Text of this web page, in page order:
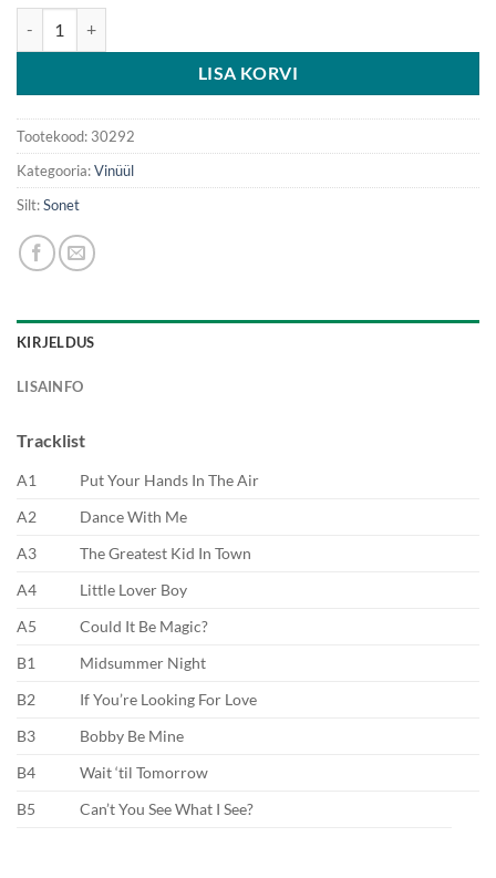
LISA KORVI
Tootekood: 30292
Kategooria:Vinüül
Silt:Sonet
KIRJELDUS
LISAINFO
Tracklist
A1
Put Your Hands In The Air
A2
Dance With Me
A3
The Greatest Kid In Town
A4
Little Lover Boy
A5
Could It Be Magic?
B1
Midsummer Night
B2
If You’re Looking For Love
B3
Bobby Be Mine
B4
Wait ‘til Tomorrow
B5
Can’t You See What I See?